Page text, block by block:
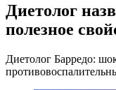
Диетолог
полезное
Диетолог Барредо: